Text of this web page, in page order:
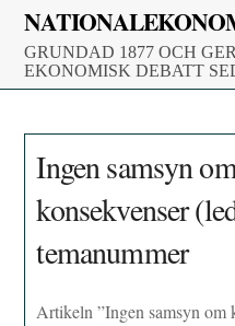
Skip
content
GRUNDAD 1877 OCH
EKONOMISK DEBATT
Ingen samsyn
konsekvenser
temanummer
Artikeln ”Ingen samsyn om